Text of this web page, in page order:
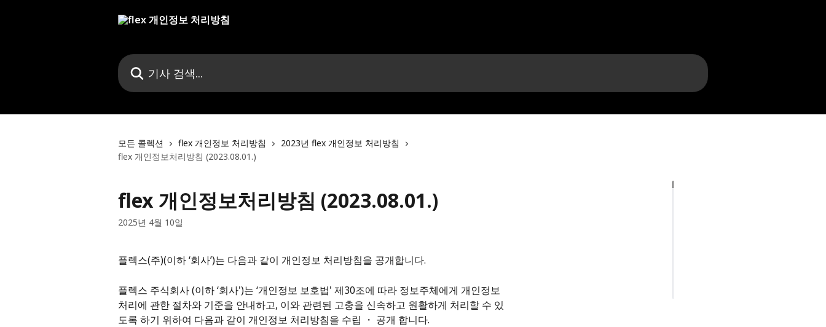
기사 검색...
모든 콜렉션 flex 개인정보 처리방침
2023년 flex 개인정보 처리방침
flex 개인정보처리방침 (2023.08.01.)
flex 개인정보처리방침 (2023.08.01.)
2025년 4월 10일
플렉스(주)(이하 ‘회사’)는 다음과 같이 개인정보 처리방침을 공개합니다.
플렉스 주식회사 (이하 ‘회사')는 ‘개인정보 보호법' 제30조에 따라 정보주체에게 개인정보
처리에 관한 절차와 기준을 안내하고, 이와 관련된 고충을 신속하고 원활하게 처리할 수 있
도록 하기 위하여 다음과 같이 개인정보 처리방침을 수립 ・ 공개 합니다.